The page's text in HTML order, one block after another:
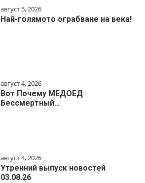
август 5, 2026
Най-голямото ограбване на века!
август 4, 2026
Вот Почему МЕДОЕД
Бессмертный…
август 4, 2026
Утренний выпуск новостей
03.08.26